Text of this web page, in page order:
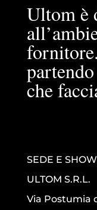
Ultom è
che
SEDE E
ULTOM S.R.L.
Via Postumia